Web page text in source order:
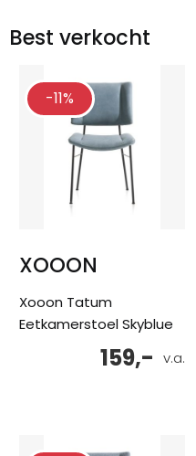
Best verkocht
-11%
XOOON
Xooon Tatum
Eetkamerstoel Skyblue
v.a.
159,-